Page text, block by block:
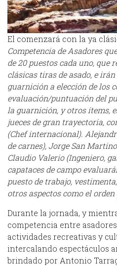
El comenzará con la ya
Competencia de Asadores
de 20 puestos cada uno, que
clásicas tiras de asado, e
guarnición a elección de los
evaluación/puntuación del
la guarnición, y otros ítems,
jueces de gran trayectoria,
(Chef internacional).
de carnes), Jorge San
Claudio Valerio (Ingeniero,
capataces de campo
puesto de trabajo,
otros aspectos como el
Durante la jornada, y
competencia entre
actividades recreativas y
intercalando espectáculos
brindado por Antonio